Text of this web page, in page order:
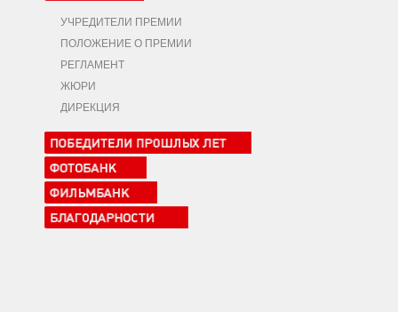
УЧРЕДИТЕЛИ ПРЕМИИ
ПОЛОЖЕНИЕ О ПРЕМИИ
РЕГЛАМЕНТ
ЖЮРИ
ДИРЕКЦИЯ